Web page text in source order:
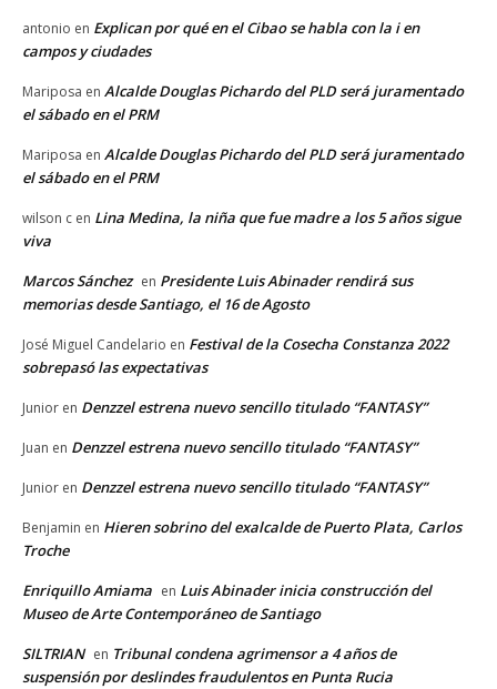
antonio en Explican por qué en el Cibao se habla con la i en
campos y ciudades
Mariposa en Alcalde Douglas Pichardo del PLD será juramentado
el sábado en el PRM
Mariposa en Alcalde Douglas Pichardo del PLD será juramentado
el sábado en el PRM
wilson c en Lina Medina, la niña que fue madre a los 5 años sigue
viva
Marcos Sánchez en Presidente Luis Abinader rendirá sus
memorias desde Santiago, el 16 de Agosto
José Miguel Candelario en Festival de la Cosecha Constanza 2022
sobrepasó las expectativas
Junior en Denzzel estrena nuevo sencillo titulado “FANTASY”
Juan en Denzzel estrena nuevo sencillo titulado “FANTASY”
Junior en Denzzel estrena nuevo sencillo titulado “FANTASY”
Benjamin en Hieren sobrino del exalcalde de Puerto Plata, Carlos
Troche
Enriquillo Amiama en Luis Abinader inicia construcción del
Museo de Arte Contemporáneo de Santiago
SILTRIAN en Tribunal condena agrimensor a 4 años de
suspensión por deslindes fraudulentos en Punta Rucia